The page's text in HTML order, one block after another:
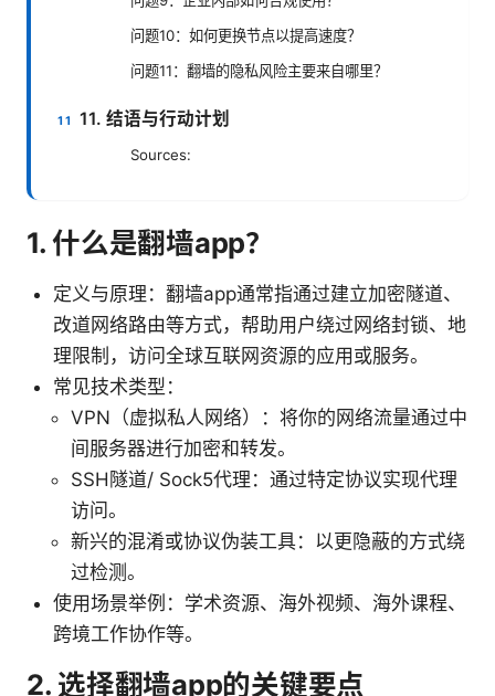
问题10：如何更换节点以提高速度？
问题11：翻墙的隐私风险主要来自哪里？
11. 结语与行动计划
Sources:
1. 什么是翻墙app？
定义与原理：翻墙app通常指通过建立加密隧道、
改道网络路由等方式，帮助用户绕过网络封锁、地
理限制，访问全球互联网资源的应用或服务。
常见技术类型：
VPN（虚拟私人网络）：将你的网络流量通过中
间服务器进行加密和转发。
SSH隧道/ Sock5代理：通过特定协议实现代理
访问。
新兴的混淆或协议伪装工具：以更隐蔽的方式绕
过检测。
使用场景举例：学术资源、海外视频、海外课程、
跨境工作协作等。
2. 选择翻墙app的关键要点